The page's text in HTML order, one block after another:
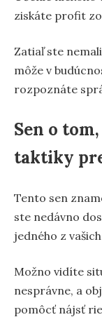
ziskáte profit
Zatiaľ ste
môže v
rozpoznáte
Sen o
taktiky
Tento sen
ste nedávno
jedného z
Možno vidíte
nesprávne, a
pomôcť nájsť